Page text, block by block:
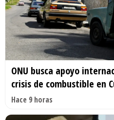
ONU busca apoyo
crisis de combustible en
Hace 9 horas